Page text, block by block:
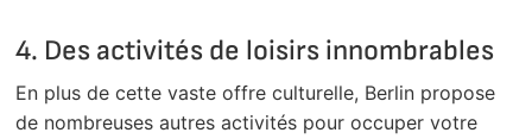
4. Des activités de loisirs innombrables
En plus de cette vaste offre culturelle, Berlin propose
de nombreuses autres activités pour occuper votre